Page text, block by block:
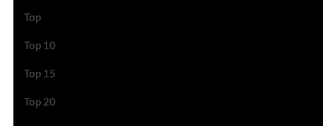
Top
Top 10
Top 15
Top 20